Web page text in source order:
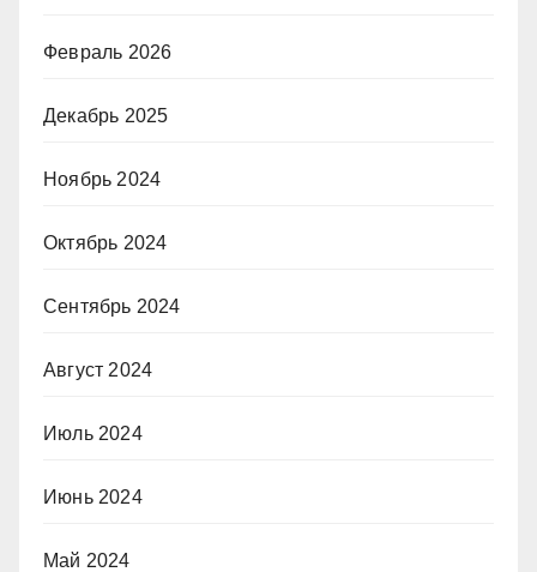
Февраль 2026
Декабрь 2025
Ноябрь 2024
Октябрь 2024
Сентябрь 2024
Август 2024
Июль 2024
Июнь 2024
Май 2024